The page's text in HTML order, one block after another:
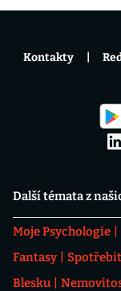
Další témata z
Moje Psychologie
Fantasy
Blesku
Kontakty